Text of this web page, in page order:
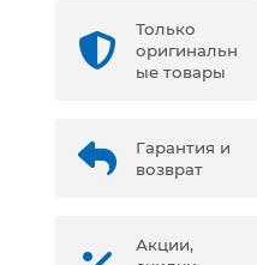
Только
оригинальн
ые товары
Гарантия и
возврат
Акции,